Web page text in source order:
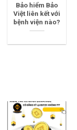
Bảo hiểm Bảo
Việt liên kết với
bệnh viện nào?